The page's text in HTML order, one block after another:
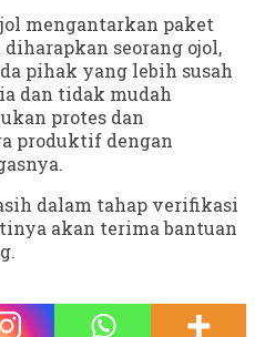
mengantarkan paket
seorang ojol,
pihak yang lebih susah
dan tidak mudah
protes dan
produktif dengan
dalam tahap verifikasi
akan terima bantuan